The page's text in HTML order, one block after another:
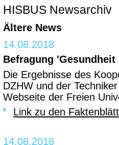
HISBUS Newsarchiv
Ältere News
14.08.2018
Befragung
Die Ergebnisse des
DZHW und der
Webseite der Freien
Link zu den
14.08.2018